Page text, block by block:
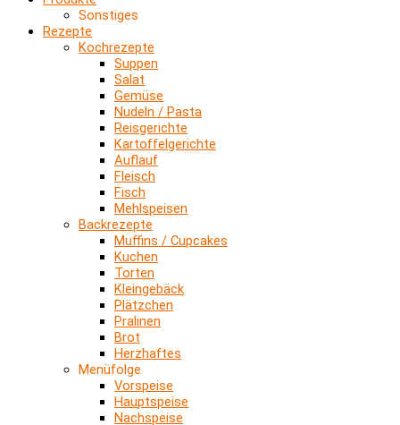
Sonstiges
Rezepte
Kochrezepte
Suppen
Salat
Gemüse
Nudeln / Pasta
Reisgerichte
Kartoffelgerichte
Auflauf
Fleisch
Fisch
Mehlspeisen
Backrezepte
Muffins / Cupcakes
Kuchen
Torten
Kleingebäck
Plätzchen
Pralinen
Brot
Herzhaftes
Menüfolge
Vorspeise
Hauptspeise
Nachspeise